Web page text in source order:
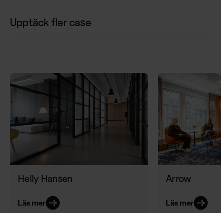
Upptäck fler case
Helly Hansen
Läs mer
Arrow
Läs mer